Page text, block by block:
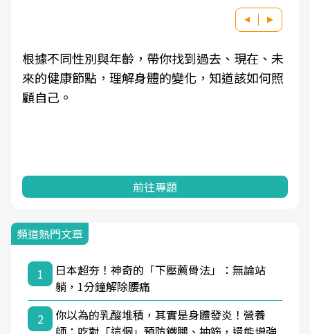
根據不同性別與年齡，帶你找到過去、現在、未
來的健康節點，理解身體的變化，知道該如何照
顧自己。
前往專題
頻道熱門文章
1
日本超夯！神奇的「下壓薦骨法」：無論站
躺，1分鐘解除腰痛
2
你以為的乳酸堆積，其實是身體發炎！營養